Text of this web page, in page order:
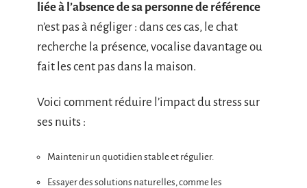
liée à l’absence de sa personne de référence
n’est pas à négliger : dans ces cas, le chat
recherche la présence, vocalise davantage ou
fait les cent pas dans la maison.
Voici comment réduire l’impact du stress sur
ses nuits :
Maintenir un quotidien stable et régulier.
Essayer des solutions naturelles, comme les